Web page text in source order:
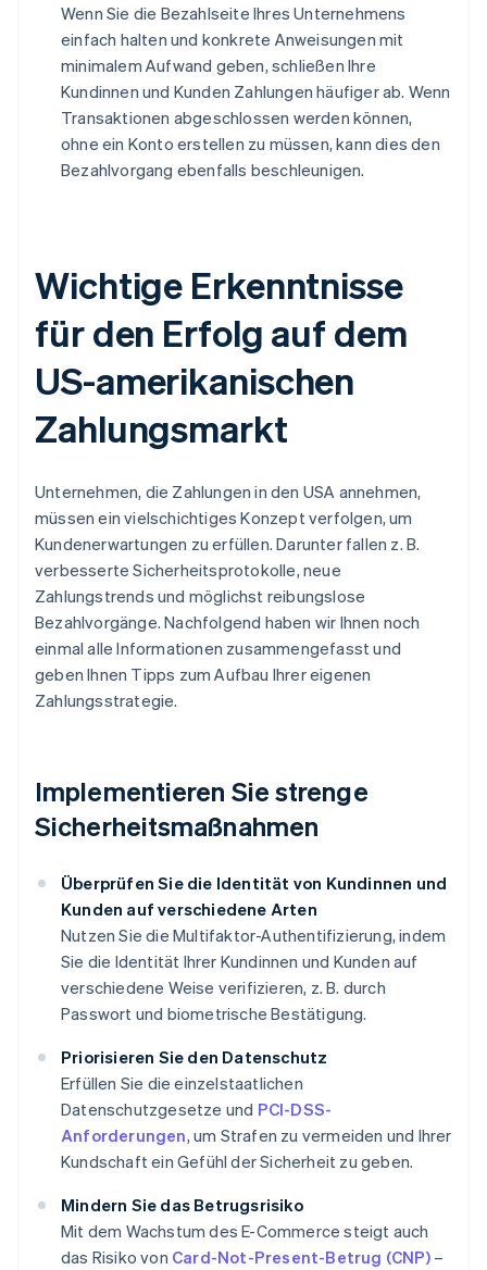
Wenn Sie die Bezahlseite Ihres Unternehmens
einfach halten und konkrete Anweisungen mit
minimalem Aufwand geben, schließen Ihre
Kundinnen und Kunden Zahlungen häufiger ab. Wenn
Transaktionen abgeschlossen werden können,
ohne ein Konto erstellen zu müssen, kann dies den
Bezahlvorgang ebenfalls beschleunigen.
Wichtige Erkenntnisse
für den Erfolg auf dem
US-amerikanischen
Zahlungsmarkt
Unternehmen, die Zahlungen in den USA annehmen,
müssen ein vielschichtiges Konzept verfolgen, um
Kundenerwartungen zu erfüllen. Darunter fallen z. B.
verbesserte Sicherheitsprotokolle, neue
Zahlungstrends und möglichst reibungslose
Bezahlvorgänge. Nachfolgend haben wir Ihnen noch
einmal alle Informationen zusammengefasst und
geben Ihnen Tipps zum Aufbau Ihrer eigenen
Zahlungsstrategie.
Implementieren Sie strenge
Sicherheitsmaßnahmen
Überprüfen Sie die Identität von Kundinnen und
Kunden auf verschiedene Arten
Nutzen Sie die Multifaktor-Authentifizierung, indem
Sie die Identität Ihrer Kundinnen und Kunden auf
verschiedene Weise verifizieren, z. B. durch
Passwort und biometrische Bestätigung.
Priorisieren Sie den Datenschutz
Erfüllen Sie die einzelstaatlichen
Datenschutzgesetze und PCI-DSS-
Anforderungen, um Strafen zu vermeiden und Ihrer
Kundschaft ein Gefühl der Sicherheit zu geben.
Mindern Sie das Betrugsrisiko
Mit dem Wachstum des E-Commerce steigt auch
das Risiko von Card-Not-Present-Betrug (CNP)–